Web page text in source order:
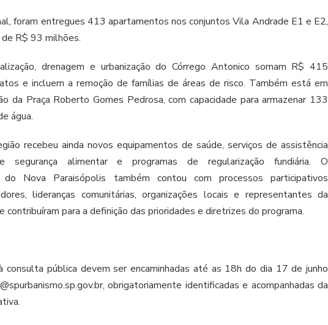
foram entregues 413 apartamentos nos conjuntos Vila Andrade E1 e E2,
R$ 93 milhões.
drenagem e urbanização do Córrego Antonico somam R$ 415
e incluem a remoção de famílias de áreas de risco. Também está em
da Praça Roberto Gomes Pedrosa, com capacidade para armazenar 133
água.
recebeu ainda novos equipamentos de saúde, serviços de assistência
segurança alimentar e programas de regularização fundiária. O
do Nova Paraisópolis também contou com processos participativos
lideranças comunitárias, organizações locais e representantes da
contribuíram para a definição das prioridades e diretrizes do programa.
consulta pública devem ser encaminhadas até as 18h do dia 17 de junho
obrigatoriamente identificadas e acompanhadas da